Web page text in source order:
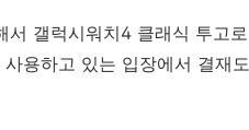
갤럭시워치4 클래식 투고
용하고 있는 입장에서 결재